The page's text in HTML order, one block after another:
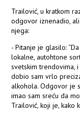
Trailović, u kratkom
odgovor iznenadio,
njega:
- Pitanje je glasilo:
lokalne, autohtone
svetskim trendovima,
dobio sam vrlo
alkohola. Odgovor je
imao sam sreću da
Trailović, koji je, kako